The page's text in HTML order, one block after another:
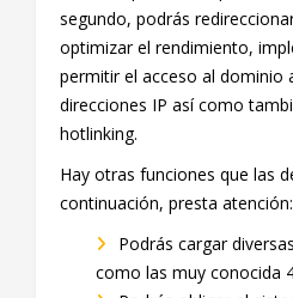
segundo, podrás
optimizar el rendimiento,
permitir el acceso al dominio
direcciones IP así como
hotlinking.
Hay otras funciones que las
continuación, presta atención:
Podrás cargar
como las muy conocida